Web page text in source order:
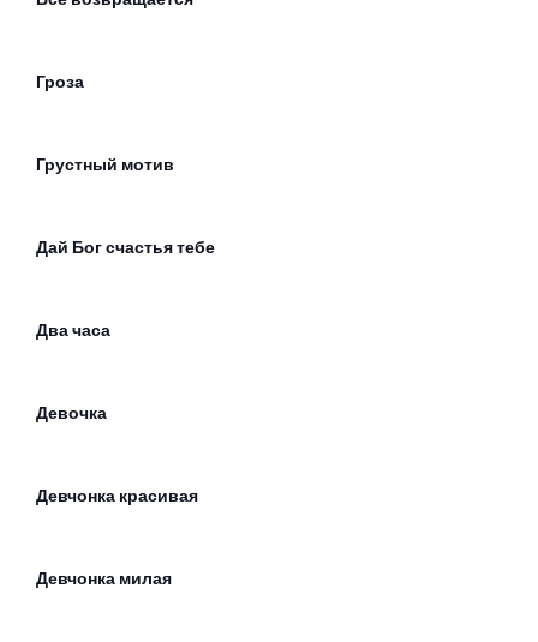
Гроза
Грустный мотив
Дай Бог счастья тебе
Два часа
Девочка
Девчонка красивая
Девчонка милая